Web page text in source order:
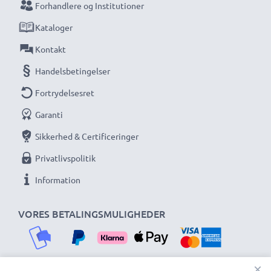
VORES BETALINGSMULIGHEDER
Forhandlere og Institutioner
Kataloger
Kontakt
Handelsbetingelser
Fortrydelsesret
Garanti
Sikkerhed & Certificeringer
Privatlivspolitik
Information